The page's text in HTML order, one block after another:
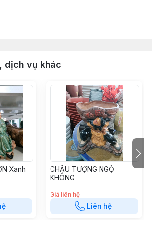
dịch vụ khác
Xanh
CHẬU TƯỢNG NGỘ
KHÔNG
Giá liên hệ
Liên hệ